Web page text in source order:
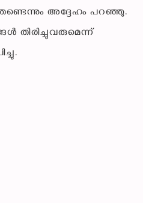
അദ്ദേഹം പറഞ്ഞു.
തിരിച്ചുവരുമെന്ന്